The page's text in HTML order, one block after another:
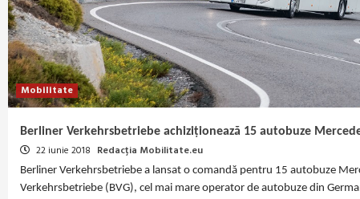
Mobilitate
Berliner Verkehrsbetriebe achiziționează 15 autobuze
22 iunie 2018 Redacția Mobilitate.eu
Berliner Verkehrsbetriebe a lansat o comandă pentru 15 autobuze
Verkehrsbetriebe (BVG), cel mai mare operator de autobuze din